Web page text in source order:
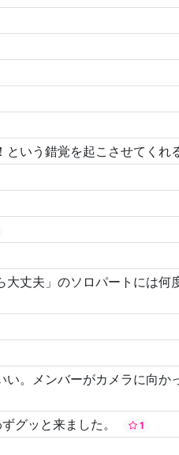
いう錯覚を起こさせてくれ
丈夫」のソロパートには何
。メンバーがカメラに向か
グッと来ました。 1